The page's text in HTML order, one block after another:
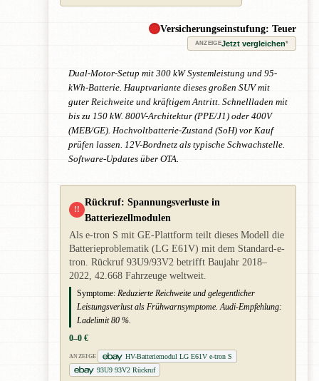
Versicherungseinstufung: Teuer
ANZEIGEJetzt vergleichen*
Dual-Motor-Setup mit 300 kW Systemleistung und 95-
kWh-Batterie. Hauptvariante dieses großen SUV mit
guter Reichweite und kräftigem Antritt. Schnellladen mit
bis zu 150 kW. 800V-Architektur (PPE/J1) oder 400V
(MEB/GE). Hochvoltbatterie-Zustand (SoH) vor Kauf
prüfen lassen. 12V-Bordnetz als typische Schwachstelle.
Software-Updates über OTA.
!!
Rückruf: Spannungsverluste in
Batteriezellmodulen
Als e-tron S mit GE-Plattform teilt dieses Modell die
Batterieproblematik (LG E61V) mit dem Standard-e-
tron. Rückruf 93U9/93V2 betrifft Baujahr 2018–
2022, 42.668 Fahrzeuge weltweit.
Symptome: Reduzierte Reichweite und gelegentlicher
Leistungsverlust als Frühwarnsymptome. Audi-Empfehlung:
Ladelimit 80 %.
0–0 €
ANZEIGE
HV-Batteriemodul LG E61V e-tron S
93U9 93V2 Rückruf